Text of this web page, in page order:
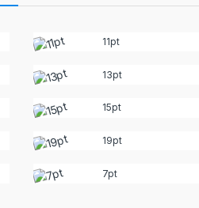
11pt
13pt
15pt
19pt
7pt